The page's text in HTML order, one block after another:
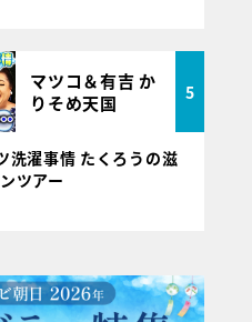
マツコ＆有吉 か
りそめ天国
5
洗濯事情 たくろうの滋
ツアー